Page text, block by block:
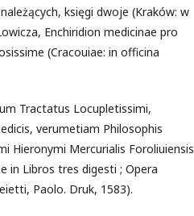
księgi dwoje (Kraków: w
Enchiridion medicinae pro
(Cracouiae: in officina
Tractatus Locupletissimi,
verumetiam Philosophis
Hieronymi Mercurialis Foroliuiensis
in Libros tres digesti ; Opera
Paolo. Druk, 1583).